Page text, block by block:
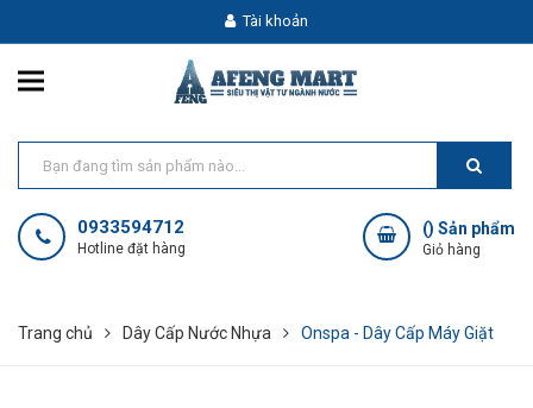
Tài khoản
0933594712
Hotline đặt hàng
() Sản phẩm
Giỏ hàng
Trang chủ Dây Cấp Nước Nhựa Onspa - Dây Cấp Máy Giặt